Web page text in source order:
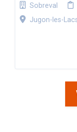
Sobreval
Jugon-les-